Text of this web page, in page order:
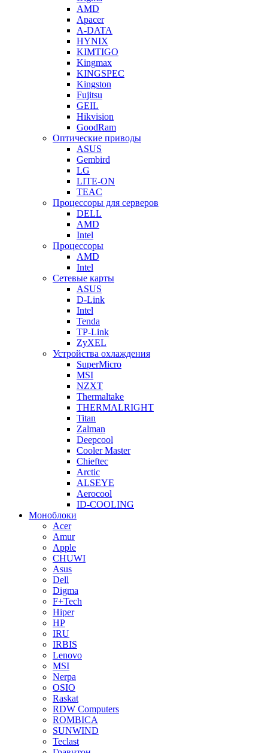
AMD
Apacer
A-DATA
HYNIX
KIMTIGO
Kingmax
KINGSPEC
Kingston
Fujitsu
GEIL
Hikvision
GoodRam
Оптические приводы
ASUS
Gembird
LG
LITE-ON
TEAC
Процессоры для серверов
DELL
AMD
Intel
Процессоры
AMD
Intel
Сетевые карты
ASUS
D-Link
Intel
Tenda
TP-Link
ZyXEL
Устройства охлаждения
SuperMicro
MSI
NZXT
Thermaltake
THERMALRIGHT
Titan
Zalman
Deepcool
Cooler Master
Chieftec
Arctic
ALSEYE
Aerocool
ID-COOLING
Моноблоки
Acer
Amur
Apple
CHUWI
Asus
Dell
Digma
F+Tech
Hiper
HP
IRU
IRBIS
Lenovo
MSI
Nerpa
OSIO
Raskat
RDW Computers
ROMBICA
SUNWIND
Teclast